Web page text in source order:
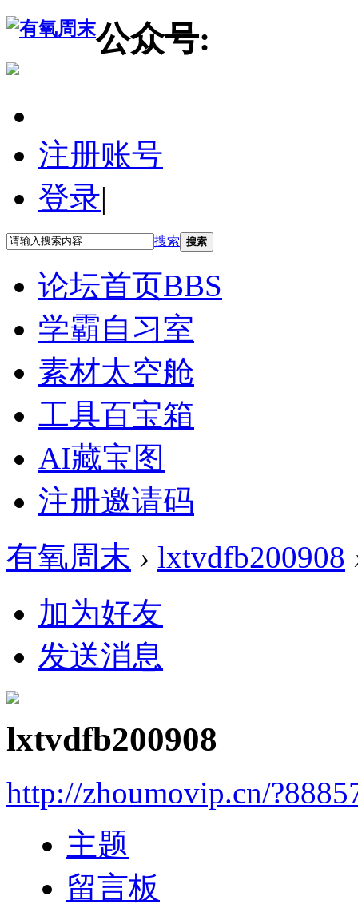
公众号:
注册账号
登录|
搜索 搜索
论坛首页BBS
学霸自习室
素材太空舱
工具百宝箱
AI藏宝图
注册邀请码
有氧周末 › lxtvdfb200908
加为好友
发送消息
lxtvdfb200908
http://zhoumovip.cn/
主题
留言板